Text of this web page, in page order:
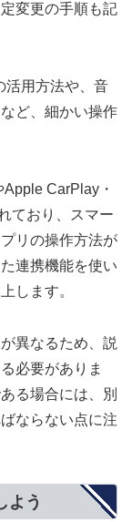
変更の手順も記
活用方法や、音
ど、細かい操作
CarPlay・
ており、スマー
リの操作方法が
連携機能を使い
します。
異なるため、説
必要がありま
る場合には、別
ならない点に注
よう